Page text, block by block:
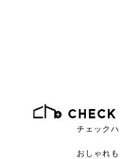
チェック
おしゃれ